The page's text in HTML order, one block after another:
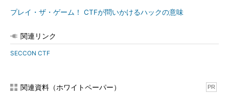
プレイ・ザ・ゲーム！ CTFが問いかけるハックの意味
関連リンク
SECCON CTF
関連資料（ホワイトペーパー） PR